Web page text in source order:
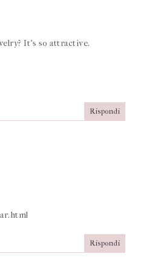
It's so attractive.
Rispondi
Rispondi